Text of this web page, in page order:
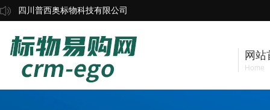
四川普西奥标物科技有限公司
网站
Home